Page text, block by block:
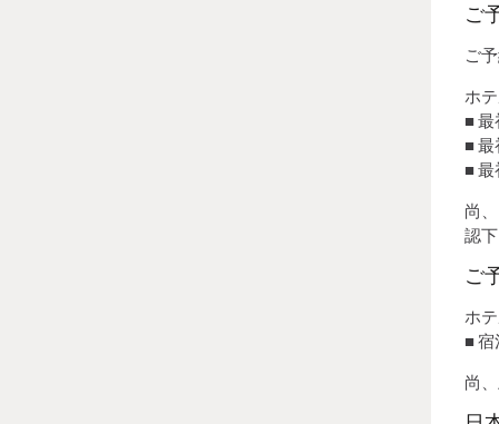
ご
ご
ホ
■
■
■
尚
認
ご
ホ
■
尚